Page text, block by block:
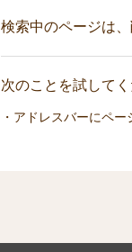
検索中のページは
次のことを試して
・アドレスバーにペ